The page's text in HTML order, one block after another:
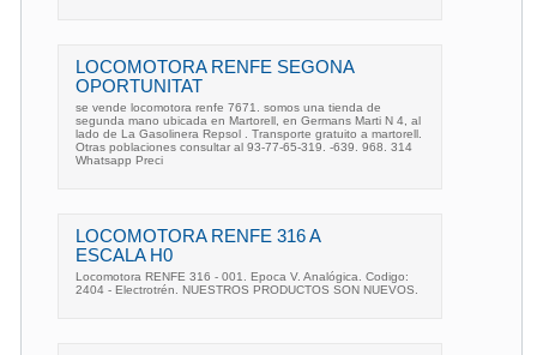
LOCOMOTORA RENFE SEGONA
OPORTUNITAT
se vende locomotora renfe 7671. somos una tienda de
segunda mano ubicada en Martorell, en Germans Marti N 4, al
lado de La Gasolinera Repsol . Transporte gratuito a martorell.
Otras poblaciones consultar al 93-77-65-319. -639. 968. 314
Whatsapp Preci
LOCOMOTORA RENFE 316 A
ESCALA H0
Locomotora RENFE 316 - 001. Epoca V. Analógica. Codigo:
2404 - Electrotrén. NUESTROS PRODUCTOS SON NUEVOS.